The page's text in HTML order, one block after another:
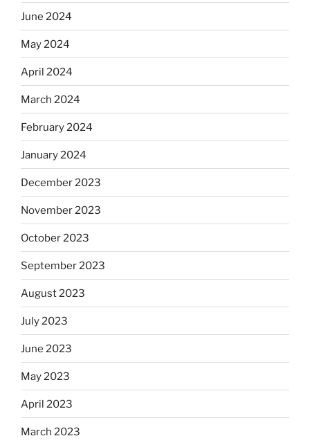
June 2024
May 2024
April 2024
March 2024
February 2024
January 2024
December 2023
November 2023
October 2023
September 2023
August 2023
July 2023
June 2023
May 2023
April 2023
March 2023